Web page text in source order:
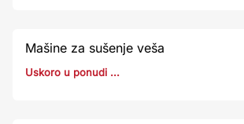
Mašine za sušenje veša
Uskoro u ponudi ...